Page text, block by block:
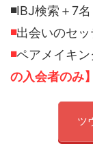
◾️IBJ検索＋7名
◾️出会いのセ
◾️ペアメイキン
の入会者のみ】
ツ